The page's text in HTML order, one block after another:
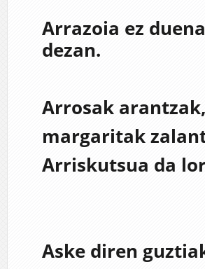
Arrazoia ez
dezan.
Arrosak arantzak,
margaritak
Arriskutsua da
Aske diren